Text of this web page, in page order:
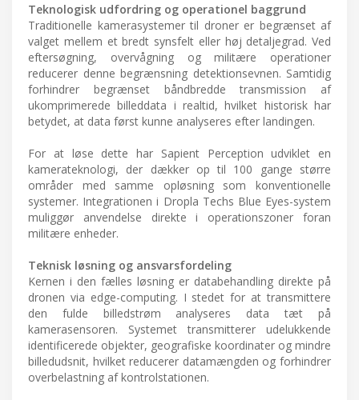
Teknologisk udfordring og operationel baggrund
Traditionelle kamerasystemer til droner er begrænset af
valget mellem et bredt synsfelt eller høj detaljegrad. Ved
eftersøgning, overvågning og militære operationer
reducerer denne begrænsning detektionsevnen. Samtidig
forhindrer begrænset båndbredde transmission af
ukomprimerede billeddata i realtid, hvilket historisk har
betydet, at data først kunne analyseres efter landingen.
For at løse dette har Sapient Perception udviklet en
kamerateknologi, der dækker op til 100 gange større
områder med samme opløsning som konventionelle
systemer. Integrationen i Dropla Techs Blue Eyes-system
muliggør anvendelse direkte i operationszoner foran
militære enheder.
Teknisk løsning og ansvarsfordeling
Kernen i den fælles løsning er databehandling direkte på
dronen via edge-computing. I stedet for at transmittere
den fulde billedstrøm analyseres data tæt på
kamerasensoren. Systemet transmitterer udelukkende
identificerede objekter, geografiske koordinater og mindre
billedudsnit, hvilket reducerer datamængden og forhindrer
overbelastning af kontrolstationen.